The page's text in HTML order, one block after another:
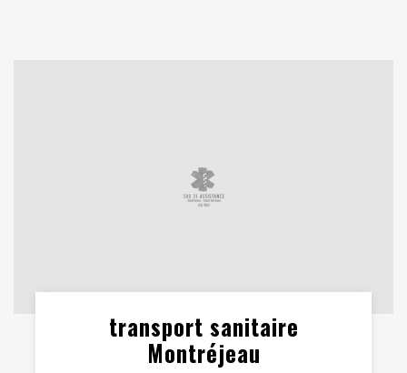
transport sanitaire
Montréjeau